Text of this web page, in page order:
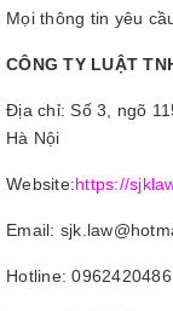
Mọi thông tin yêu
CÔNG TY LUẬT
Địa chỉ: Số 3, ngõ
Hà Nội
Website:https://
Email:
Hotline: 0962420486